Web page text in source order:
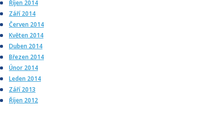
Říjen 2014
Září 2014
Červen 2014
Květen 2014
Duben 2014
Březen 2014
Únor 2014
Leden 2014
Září 2013
Říjen 2012